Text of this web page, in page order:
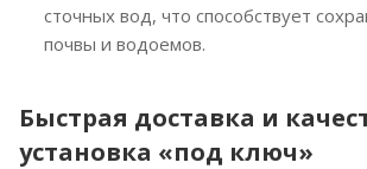
сточных вод, что способствует
почвы и водоемов.
Быстрая доставка и
установка «под ключ»